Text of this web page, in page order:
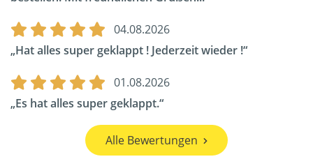
04.08.2026
Hat alles super geklappt ! Jederzeit wieder !
01.08.2026
Es hat alles super geklappt.
Alle Bewertungen